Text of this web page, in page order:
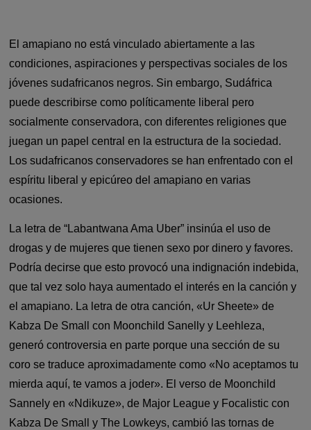
El amapiano no está vinculado abiertamente a las
condiciones, aspiraciones y perspectivas sociales de los
jóvenes sudafricanos negros. Sin embargo, Sudáfrica
puede describirse como políticamente liberal pero
socialmente conservadora, con diferentes religiones que
juegan un papel central en la estructura de la sociedad.
Los sudafricanos conservadores se han enfrentado con el
espíritu liberal y epicúreo del amapiano en varias
ocasiones.
La letra de “Labantwana Ama Uber” insinúa el uso de
drogas y de mujeres que tienen sexo por dinero y favores.
Podría decirse que esto provocó una indignación indebida,
que tal vez solo haya aumentado el interés en la canción y
el amapiano. La letra de otra canción, «Ur Sheete» de
Kabza De Small con Moonchild Sanelly y Leehleza,
generó controversia en parte porque una sección de su
coro se traduce aproximadamente como «No aceptamos tu
mierda aquí, te vamos a joder». El verso de Moonchild
Sannely en «Ndikuze», de Major League y Focalistic con
Kabza De Small y The Lowkeys, cambió las tornas de